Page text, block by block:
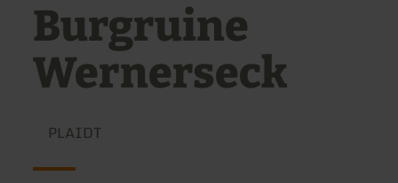
Burgruine
Wernerseck
PLAIDT